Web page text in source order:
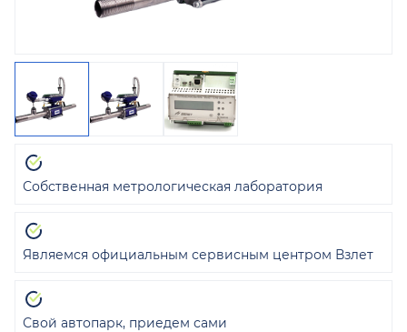
Собственная метрологическая лаборатория
Являемся официальным сервисным центром Взлет
Свой автопарк, приедем сами